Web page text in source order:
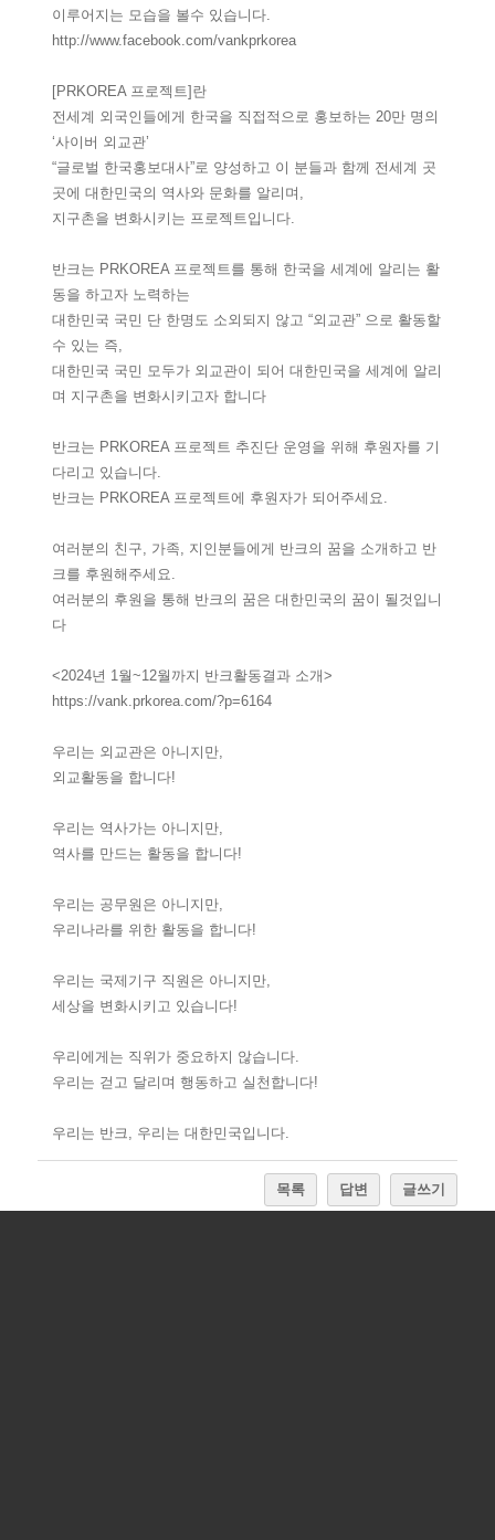
이루어지는 모습을 볼수 있습니다.
http://www.facebook.com/vankprkorea
[PRKOREA 프로젝트]란
전세계 외국인들에게 한국을 직접적으로 홍보하는 20만 명의
‘사이버 외교관’
“글로벌 한국홍보대사”로 양성하고 이 분들과 함께 전세계 곳
곳에 대한민국의 역사와 문화를 알리며,
지구촌을 변화시키는 프로젝트입니다.
반크는 PRKOREA 프로젝트를 통해 한국을 세계에 알리는 활
동을 하고자 노력하는
대한민국 국민 단 한명도 소외되지 않고 “외교관” 으로 활동할
수 있는 즉,
대한민국 국민 모두가 외교관이 되어 대한민국을 세계에 알리
며 지구촌을 변화시키고자 합니다
반크는 PRKOREA 프로젝트 추진단 운영을 위해 후원자를 기
다리고 있습니다.
반크는 PRKOREA 프로젝트에 후원자가 되어주세요.
여러분의 친구, 가족, 지인분들에게 반크의 꿈을 소개하고 반
크를 후원해주세요.
여러분의 후원을 통해 반크의 꿈은 대한민국의 꿈이 될것입니
다
<2024년 1월~12월까지 반크활동결과 소개>
https://vank.prkorea.com/?p=6164
우리는 외교관은 아니지만,
외교활동을 합니다!
우리는 역사가는 아니지만,
역사를 만드는 활동을 합니다!
우리는 공무원은 아니지만,
우리나라를 위한 활동을 합니다!
우리는 국제기구 직원은 아니지만,
세상을 변화시키고 있습니다!
우리에게는 직위가 중요하지 않습니다.
우리는 걷고 달리며 행동하고 실천합니다!
우리는 반크, 우리는 대한민국입니다.
목록 답변 글쓰기